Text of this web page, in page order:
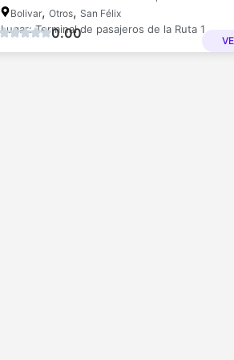
Bolivar, Otros, San Félix
Lugar: Terminal de pasajeros de la Ruta 1
0.00